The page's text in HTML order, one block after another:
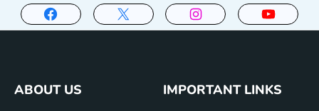
ABOUT US
IMPORTANT LINKS